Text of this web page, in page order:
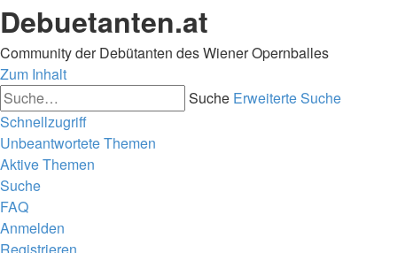
Debuetanten.at
Community der Debütanten des Wiener Opernballes
Zum Inhalt
Suche Erweiterte Suche
Schnellzugriff
Unbeantwortete Themen
Aktive Themen
Suche
FAQ
Anmelden